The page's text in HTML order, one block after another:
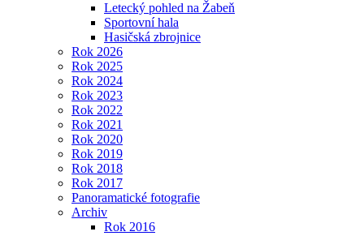
Letecký pohled na Žabeň
Sportovní hala
Hasičská zbrojnice
Rok 2026
Rok 2025
Rok 2024
Rok 2023
Rok 2022
Rok 2021
Rok 2020
Rok 2019
Rok 2018
Rok 2017
Panoramatické fotografie
Archiv
Rok 2016